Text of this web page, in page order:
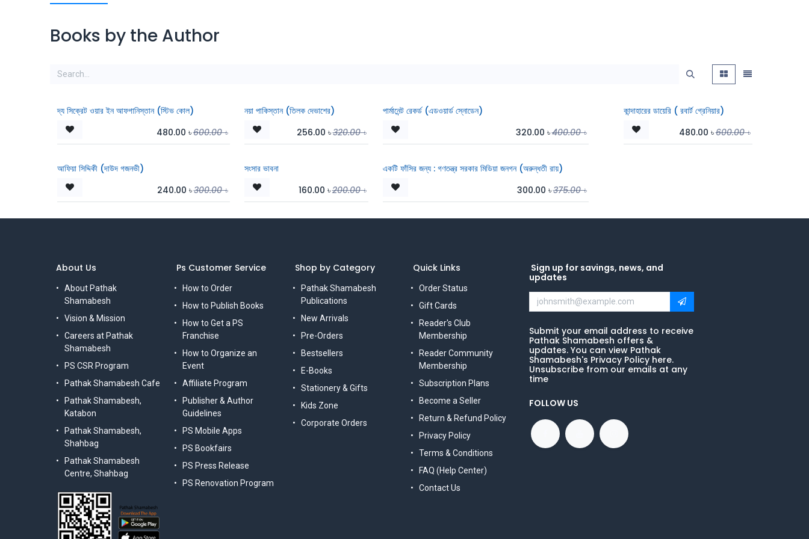
Books by the Author
দ্য সিক্রেট ওয়ার ইন আফগানিস্তান (স্টিভ কোল)
480.00 ৳600.00৳
নয়া পাকিস্তান (তিলক দেভাশের)
256.00 ৳320.00৳
পার্মানেন্ট রেকর্ড (এডওয়ার্ড স্নোডেন)
320.00 ৳400.00৳
কান্দাহারের ডায়েরি ( রবার্ট গ্রেনিয়ার)
480.00 ৳600.00৳
আফিয়া সিদ্দিকী (দাউদ গজনভী)
240.00 ৳300.00৳
সংসার ভাবনা
160.00 ৳200.00৳
একটি ফাঁসির জন্য : গণতন্ত্র সরকার মিডিয়া জনগন (অরুন্ধতী রায়)
300.00 ৳375.00৳
Ps Customer Service
How to Order
How to Publish Books
How to Get a PS
Franchise
How to Organize an
Event
Affiliate Program
Publisher & Author
Guidelines
PS Mobile Apps
PS Bookfairs
PS Press Release
PS Renovation Program
Shop by Category
Pathak Shamabesh
Publications
New Arrivals
Pre-Orders
Bestsellers
E-Books
Stationery & Gifts
Kids Zone
Corporate Orders
Quick Links
Order Status
Gift Cards
Reader's Club
Membership
Reader Community
Membership
Subscription Plans
Become a Seller
Return & Refund Policy
Privacy Policy
Terms & Conditions
FAQ (Help Center)
Contact Us
Sign up for savings, news, and
updates
Submit your email address to receive
Pathak Shamabesh offers &
updates. You can view Pathak
Shamabesh's Privacy Policy here.
Unsubscribe from our emails at any
time
FOLLOW US
About Us
About Pathak
Shamabesh
Vision & Mission
Careers at Pathak
Shamabesh
PS CSR Program
Pathak Shamabesh Cafe
Pathak Shamabesh,
Katabon
Pathak Shamabesh,
Shahbag
Pathak Shamabesh
Centre, Shahbag